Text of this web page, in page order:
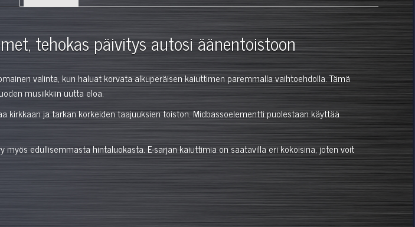
tehokas päivitys autosi äänentoistoon
valinta, kun haluat korvata alkuperäisen kaiuttimen paremmalla vaihtoehdolla. Tämä
musiikkiin uutta eloa.
ja tarkan korkeiden taajuuksien toiston. Midbassoelementti puolestaan käyttää
edullisemmasta hintaluokasta. E-sarjan kaiuttimia on saatavilla eri kokoisina, joten voit